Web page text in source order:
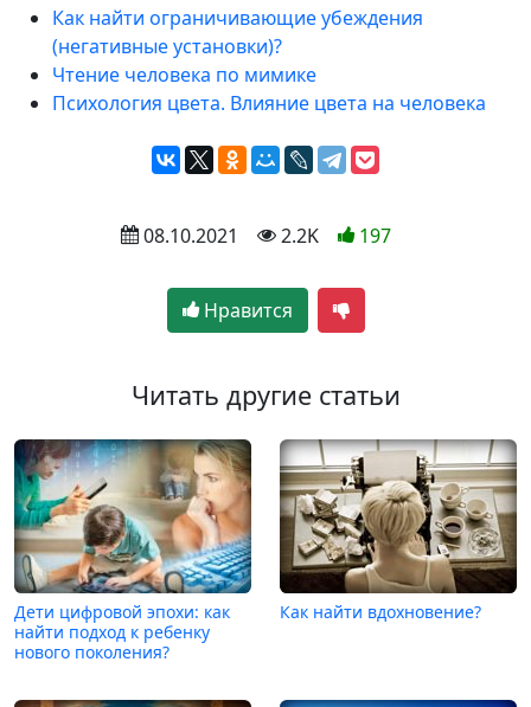
Как найти ограничивающие убеждения
(негативные установки)?
Чтение человека по мимике
Психология цвета. Влияние цвета на человека
08.10.2021 2.2K 197
Нравится
Читать другие статьи
Дети цифровой эпохи: как
найти подход к ребенку
нового поколения?
Как найти вдохновение?